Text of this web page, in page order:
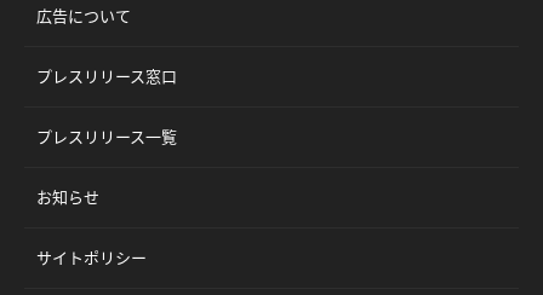
広告について
プレスリリース窓口
プレスリリース一覧
お知らせ
サイトポリシー